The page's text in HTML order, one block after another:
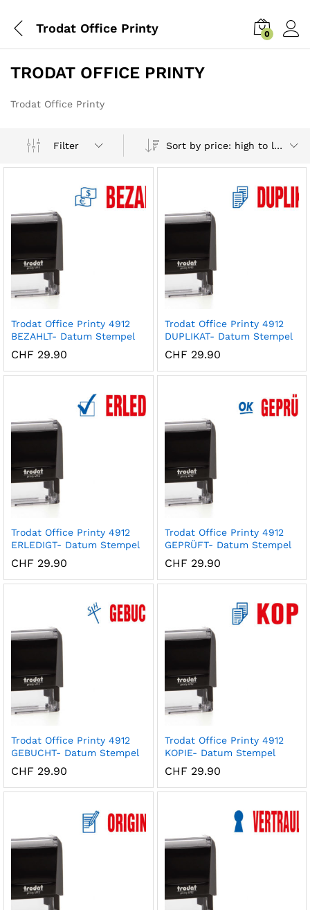
Trodat Office Printy 0
TRODAT OFFICE PRINTY
Trodat Office Printy
Filter Sort by price: high to low
Trodat Office Printy 4912
BEZAHLT- Datum Stempel
CHF 29.90
Trodat Office Printy 4912
DUPLIKAT- Datum Stempel
CHF 29.90
Trodat Office Printy 4912
ERLEDIGT- Datum Stempel
CHF 29.90
Trodat Office Printy 4912
GEPRÜFT- Datum Stempel
CHF 29.90
Trodat Office Printy 4912
GEBUCHT- Datum Stempel
CHF 29.90
Trodat Office Printy 4912
KOPIE- Datum Stempel
CHF 29.90